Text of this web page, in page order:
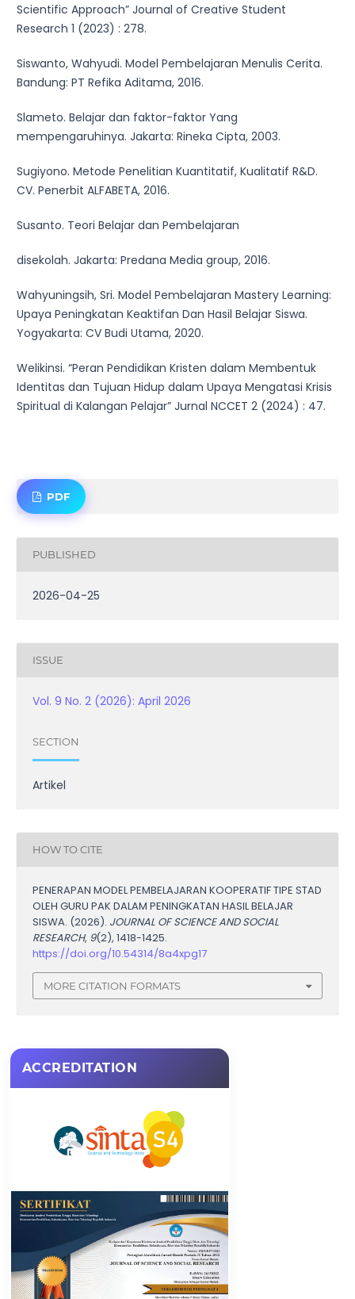
Scientific Approach” Journal of Creative Student
Research 1 (2023) : 278.
Siswanto, Wahyudi. Model Pembelajaran Menulis Cerita.
Bandung: PT Refika Aditama, 2016.
Slameto. Belajar dan faktor-faktor Yang
mempengaruhinya. Jakarta: Rineka Cipta, 2003.
Sugiyono. Metode Penelitian Kuantitatif, Kualitatif R&D.
CV. Penerbit ALFABETA, 2016.
Susanto. Teori Belajar dan Pembelajaran
disekolah. Jakarta: Predana Media group, 2016.
Wahyuningsih, Sri. Model Pembelajaran Mastery Learning:
Upaya Peningkatan Keaktifan Dan Hasil Belajar Siswa.
Yogyakarta: CV Budi Utama, 2020.
Welikinsi. “Peran Pendidikan Kristen dalam Membentuk
Identitas dan Tujuan Hidup dalam Upaya Mengatasi Krisis
Spiritual di Kalangan Pelajar” Jurnal NCCET 2 (2024) : 47.
PDF
PUBLISHED
2026-04-25
ISSUE
Vol. 9 No. 2 (2026): April 2026
SECTION
Artikel
HOW TO CITE
PENERAPAN MODEL PEMBELAJARAN KOOPERATIF TIPE STAD
OLEH GURU PAK DALAM PENINGKATAN HASIL BELAJAR
SISWA. (2026). JOURNAL OF SCIENCE AND SOCIAL
RESEARCH, 9(2), 1418-1425.
https://doi.org/10.54314/8a4xpg17
MORE CITATION FORMATS
ACCREDITATION